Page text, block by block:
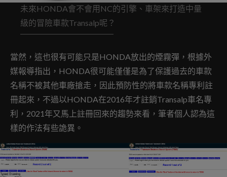
未來HONDA會不會用NC的引擎、車架來打造中量
級的冒險車款Transalp呢？
當然，這也很有可能只是HONDA放出的煙霧彈，根據外
媒報導指出，HONDA很可能僅僅是為了保護過去的車款
名稱不被其他車廠搶走，因此預防性的將車款名稱專利註
冊起來，不過以HONDA在2016年才註銷Transalp車名專
利，2021年又馬上註冊回來的趨勢來看，筆者個人認為這
樣的作法有些詭異。